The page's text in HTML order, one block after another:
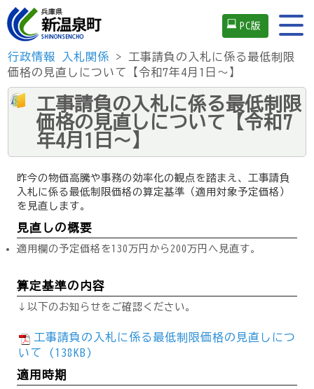
PC版
行政情報 入札関係 > 工事請負の入札に係る最低制限
価格の見直しについて【令和7年4月1日～】
工事請負の入札に係る最低制限
価格の見直しについて【令和7
年4月1日～】
昨今の物価高騰や事務の効率化の観点を踏まえ、工事請負
入札に係る最低制限価格の算定基準（適用対象予定価格）
を見直します。
見直しの概要
適用欄の予定価格を130万円から200万円へ見直す。
算定基準の内容
↓以下のお知らせをご確認ください。
工事請負の入札に係る最低制限価格の見直しにつ
いて (138KB)
適用時期